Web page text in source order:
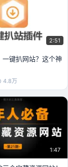
2:51
一键扒网站？这个神
4.8万
1:47